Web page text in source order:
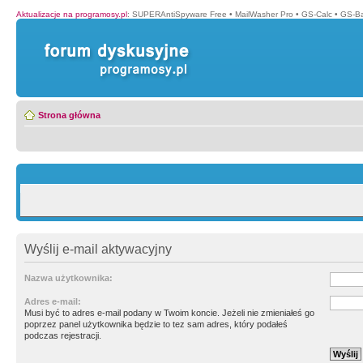
Aktualizacje na programosy.pl: SUPERAntiSpyware Free • MailWasher Pro • GS-Calc • GS-
Strona główna
Wyślij e-mail aktywacyjny
Nazwa użytkownika:
Adres e-mail:
Musi być to adres e-mail podany w Twoim koncie. Jeżeli nie zmieniałeś go
poprzez panel użytkownika będzie to tez sam adres, który podałeś
podczas rejestracji.